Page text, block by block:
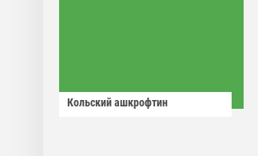
Кольский ашкрофтин